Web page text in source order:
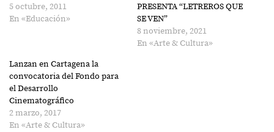
5 octubre, 2011
En «Educación»
PRESENTA “LETREROS QUE
SE VEN”
8 noviembre, 2021
En «Arte & Cultura»
Lanzan en Cartagena la
convocatoria del Fondo para
el Desarrollo
Cinematográfico
2 marzo, 2017
En «Arte & Cultura»